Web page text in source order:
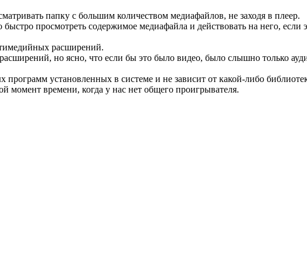
папку с большим количеством медиафайлов, не заходя в плеер.
просмотреть содержимое медиафайла и действовать на него,
расширений.
но ясно, что если бы это было видео, было слышно только
программ установленных в системе и не зависит от какой-либо
момент времени, когда у нас нет общего проигрывателя.